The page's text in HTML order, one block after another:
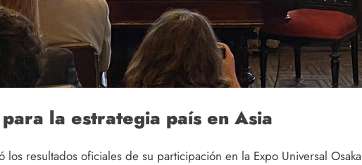
la estrategia país en Asia
los resultados oficiales de su participación en la Expo Universal Osaka